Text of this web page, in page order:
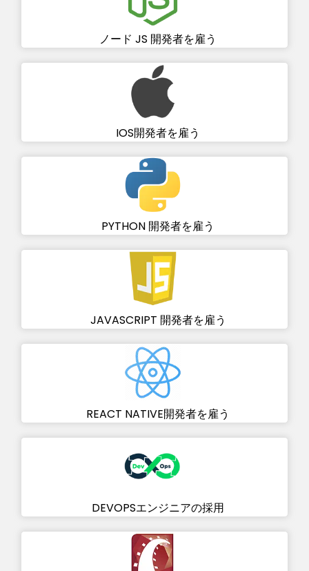
ノード JS 開発者を雇う
IOS開発者を雇う
PYTHON 開発者を雇う
JAVASCRIPT 開発者を雇う
REACT NATIVE開発者を雇う
DEVOPSエンジニアの採用